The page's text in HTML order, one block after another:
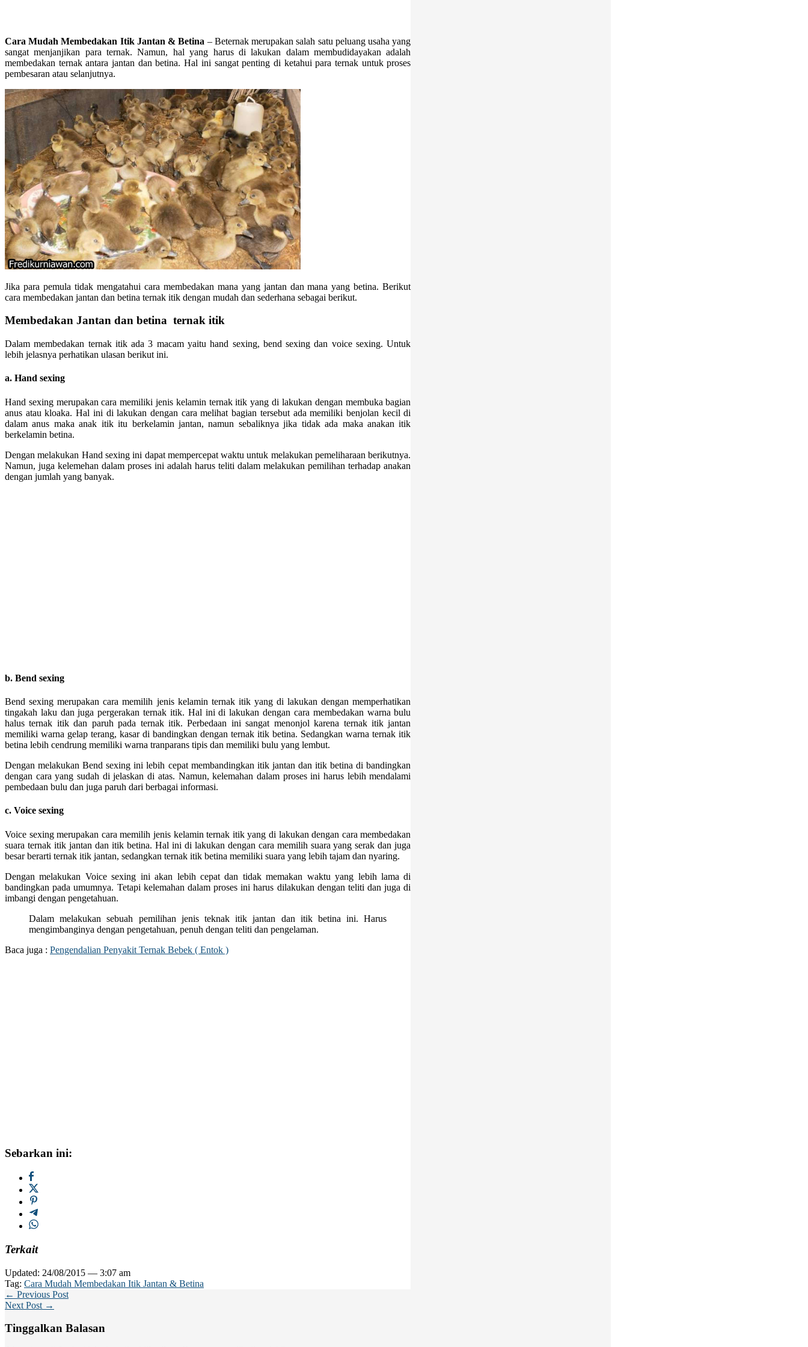
Cara Mudah Membedakan Itik Jantan & Betina – Beternak merupakan salah satu peluang usaha yang
sangat menjanjikan para ternak. Namun, hal yang harus di lakukan dalam membudidayakan adalah
membedakan ternak antara jantan dan betina. Hal ini sangat penting di ketahui para ternak untuk proses
pembesaran atau selanjutnya.
Jika para pemula tidak mengatahui cara membedakan mana yang jantan dan mana yang betina. Berikut
cara membedakan jantan dan betina ternak itik dengan mudah dan sederhana sebagai berikut.
Membedakan Jantan dan betina ternak itik
Dalam membedakan ternak itik ada 3 macam yaitu hand sexing, bend sexing dan voice sexing. Untuk
lebih jelasnya perhatikan ulasan berikut ini.
a. Hand sexing
Hand sexing merupakan cara memiliki jenis kelamin ternak itik yang di lakukan dengan membuka bagian
anus atau kloaka. Hal ini di lakukan dengan cara melihat bagian tersebut ada memiliki benjolan kecil di
dalam anus maka anak itik itu berkelamin jantan, namun sebaliknya jika tidak ada maka anakan itik
berkelamin betina.
Dengan melakukan Hand sexing ini dapat mempercepat waktu untuk melakukan pemeliharaan berikutnya.
Namun, juga kelemehan dalam proses ini adalah harus teliti dalam melakukan pemilihan terhadap anakan
dengan jumlah yang banyak.
b. Bend sexing
Bend sexing merupakan cara memilih jenis kelamin ternak itik yang di lakukan dengan memperhatikan
tingakah laku dan juga pergerakan ternak itik. Hal ini di lakukan dengan cara membedakan warna bulu
halus ternak itik dan paruh pada ternak itik. Perbedaan ini sangat menonjol karena ternak itik jantan
memiliki warna gelap terang, kasar di bandingkan dengan ternak itik betina. Sedangkan warna ternak itik
betina lebih cendrung memiliki warna tranparans tipis dan memiliki bulu yang lembut.
Dengan melakukan Bend sexing ini lebih cepat membandingkan itik jantan dan itik betina di bandingkan
dengan cara yang sudah di jelaskan di atas. Namun, kelemahan dalam proses ini harus lebih mendalami
pembedaan bulu dan juga paruh dari berbagai informasi.
c. Voice sexing
Voice sexing merupakan cara memilih jenis kelamin ternak itik yang di lakukan dengan cara membedakan
suara ternak itik jantan dan itik betina. Hal ini di lakukan dengan cara memilih suara yang serak dan juga
besar berarti ternak itik jantan, sedangkan ternak itik betina memiliki suara yang lebih tajam dan nyaring.
Dengan melakukan Voice sexing ini akan lebih cepat dan tidak memakan waktu yang lebih lama di
bandingkan pada umumnya. Tetapi kelemahan dalam proses ini harus dilakukan dengan teliti dan juga di
imbangi dengan pengetahuan.
Dalam melakukan sebuah pemilihan jenis teknak itik jantan dan itik betina ini. Harus
mengimbanginya dengan pengetahuan, penuh dengan teliti dan pengelaman.
Baca juga : Pengendalian Penyakit Ternak Bebek ( Entok )
Sebarkan ini:
Terkait
Updated: 24/08/2015 — 3:07 am
Tag: Cara Mudah Membedakan Itik Jantan & Betina
← Previous Post
Next Post →
Tinggalkan Balasan